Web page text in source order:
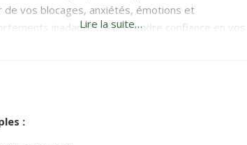
de vos blocages, anxiétés, émotions et
inadaptés, à reprendre confiance en vos
Lire la suite…
: